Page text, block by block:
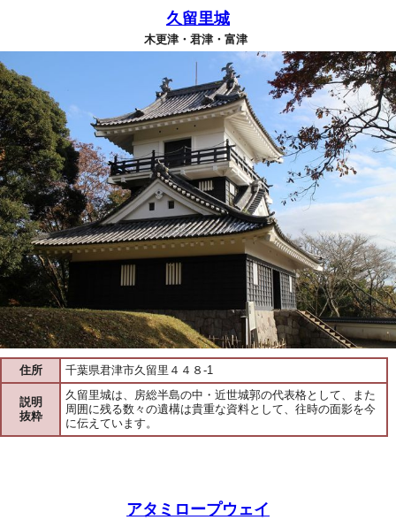
久留里城
木更津・君津・富津
住所 千葉県君津市久留里４４８-1
説明
抜粋
久留里城は、房総半島の中・近世城郭の代表格として、また
周囲に残る数々の遺構は貴重な資料として、往時の面影を今
に伝えています。
アタミロープウェイ